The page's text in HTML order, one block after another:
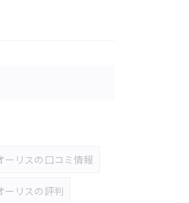
ーリスの口コミ情報
ーリスの評判